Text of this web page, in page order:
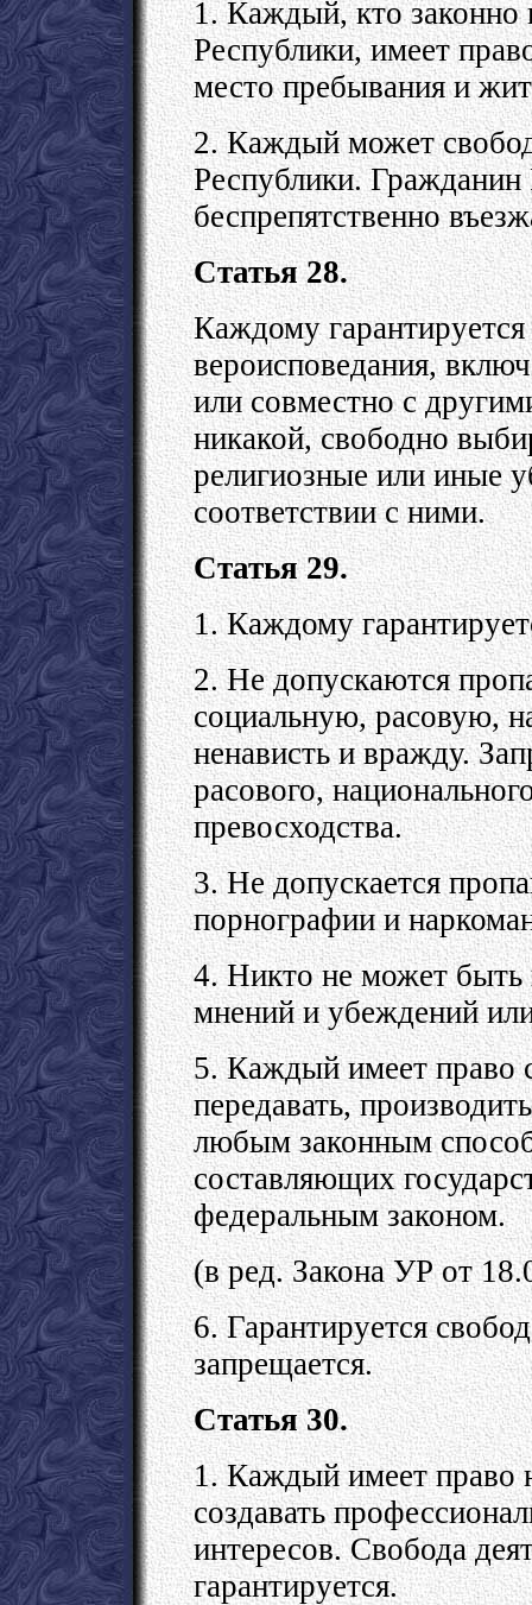
1. Каждый, кто законно
Республики, имеет
место пребывания и
2. Каждый может
Республики.
беспрепятственно
Статья 28.
Каждому
вероисповедания,
или совместно с
никакой, свободно
религиозные или иные
соответствии с ними.
Статья 29.
1. Каждому
2. Не допускаются
социальную, расовую,
ненависть и вражду.
расового,
превосходства.
3. Не допускается
порнографии и
4. Никто не может
мнений и убеждений
5. Каждый имеет право
передавать,
любым законным
составляющих
федеральным законом.
(в ред. Закона УР от
6. Гарантируется
запрещается.
Статья 30.
1. Каждый имеет право
создавать
интересов. Свобода
гарантируется.